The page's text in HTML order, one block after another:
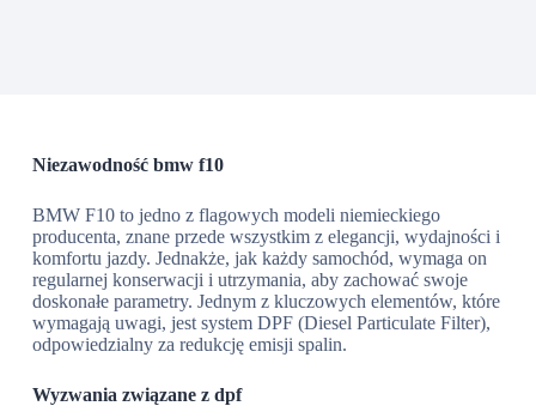
Niezawodność bmw f10
BMW F10 to jedno z flagowych modeli niemieckiego
producenta, znane przede wszystkim z elegancji, wydajności i
komfortu jazdy. Jednakże, jak każdy samochód, wymaga on
regularnej konserwacji i utrzymania, aby zachować swoje
doskonałe parametry. Jednym z kluczowych elementów, które
wymagają uwagi, jest system DPF (Diesel Particulate Filter),
odpowiedzialny za redukcję emisji spalin.
Wyzwania związane z dpf